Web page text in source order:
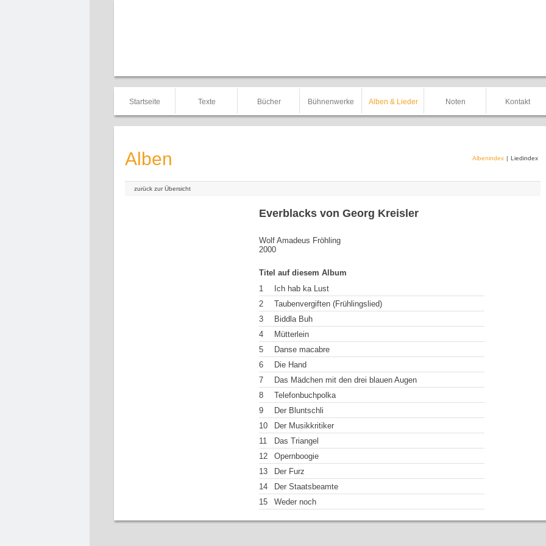
Startseite Texte Bücher Bühnenwerke Alben & Lieder Noten Kontakt
Alben Albenindex | Liedindex
zurück zur Übersicht
Everblacks von Georg Kreisler
Wolf Amadeus Fröhling
2000
Titel auf diesem Album
1
Ich hab ka Lust
2
Taubenvergiften (Frühlingslied)
3
Biddla Buh
4
Mütterlein
5
Danse macabre
6
Die Hand
7
Das Mädchen mit den drei blauen Augen
8
Telefonbuchpolka
9
Der Bluntschli
10
Der Musikkritiker
11
Das Triangel
12
Opernboogie
13
Der Furz
14
Der Staatsbeamte
15
Weder noch